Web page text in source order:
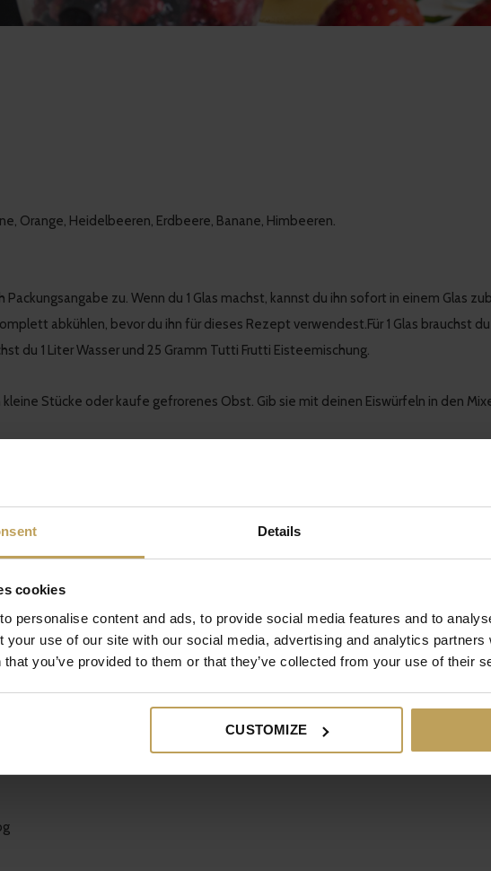
Details
cookies
personalise content and ads, to provide social media features and to
your use of our site with our social media, advertising and analytics
you’ve provided to them or that they’ve collected from your use of their
CUSTOMIZE
Orange, Heidelbeeren, Erdbeere, Banane, Himbeeren.
Packungsangabe zu. Wenn du 1 Glas machst, kannst du ihn sofort in einem Glas
abkühlen, bevor du ihn für dieses Rezept verwendest.Für 1 Glas brauchst
du 1 Liter Wasser und 25 Gramm Tutti Frutti Eisteemischung.
Stücke oder kaufe gefrorenes Obst. Gib sie mit deinen Eiswürfeln in den
Fruchtmischung und gieße dann den gekühlten Eistee darüber.
Minzblättern toppen und deinen selbstgemachten Sommer-Slushy
Teile deinen Eistee-Moment mit uns aufInstagramoderFacebook. Wer
it